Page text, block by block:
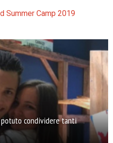
Summer Camp 2019
potuto condividere tanti